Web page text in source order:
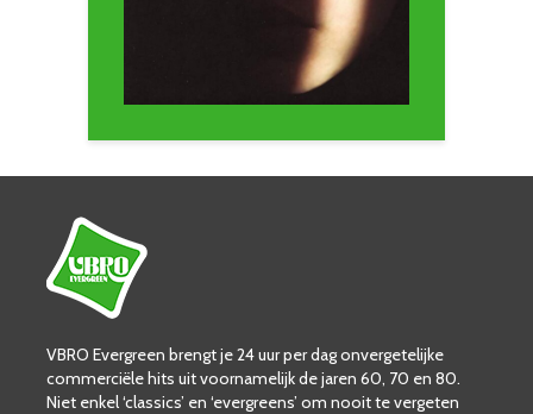
VBRO Evergreen brengt je 24 uur per dag onvergetelijke
commerciële hits uit voornamelijk de jaren 60, 70 en 80.
Niet enkel ‘classics’ en ‘evergreens’ om nooit te vergeten